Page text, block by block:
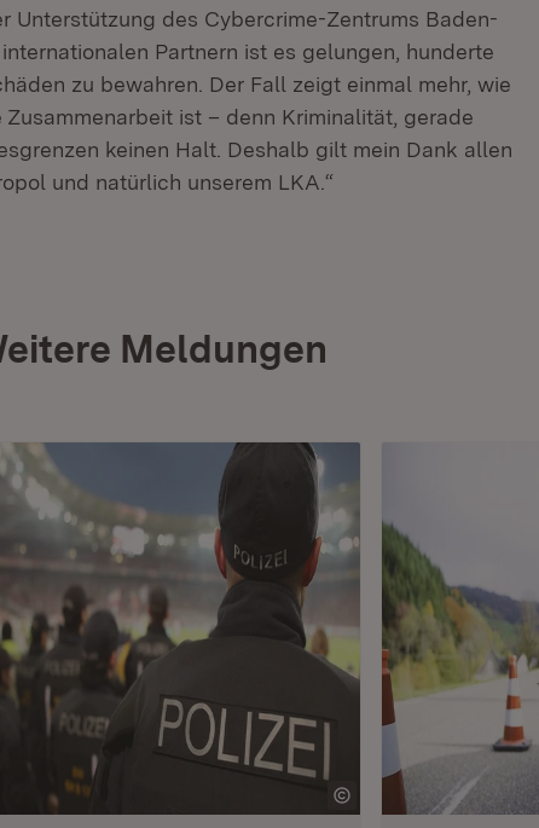
Unterstützung des Cybercrime-Zentrums Baden-
Partnern ist es gelungen, hunderte
zu bewahren. Der Fall zeigt einmal mehr, wie
ist – denn Kriminalität, gerade
keinen Halt. Deshalb gilt mein Dank allen
und natürlich unserem LKA.“
Meldungen